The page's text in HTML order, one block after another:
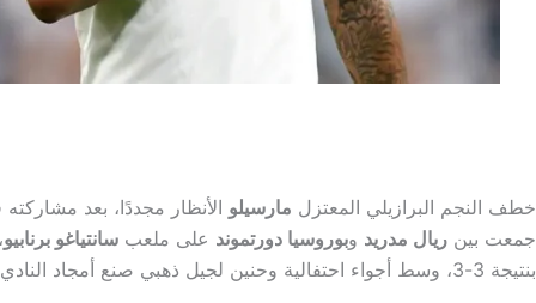
خطف النجم البرازيلي المعتزل مارسيلو الأنظار مجددًا، بعد
جمعت بين ريال مدريد وبوروسيا دورتموند على ملعب سانتياغو برنابيو
بنتيجة 3-3، وسط أجواء احتفالية وحنين لجيل ذهبي صنع أمجاد النادي الملكي.